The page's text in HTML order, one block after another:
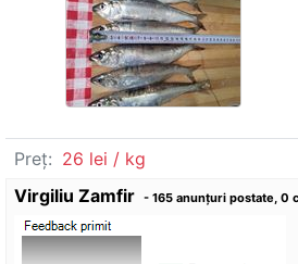
Preț: 26 lei / kg
Virgiliu Zamfir - 165 anunţuri postate, 0